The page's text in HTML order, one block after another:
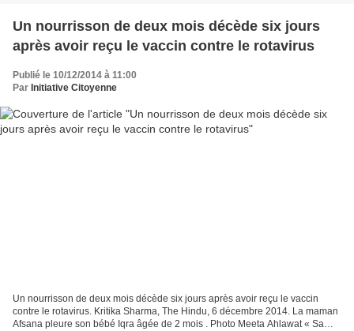
Un nourrisson de deux mois décède six jours
après avoir reçu le vaccin contre le rotavirus
Publié le 10/12/2014 à 11:00
Par Initiative Citoyenne
Un nourrisson de deux mois décède six jours après avoir reçu le vaccin
contre le rotavirus. Kritika Sharma, The Hindu, 6 décembre 2014. La maman
Afsana pleure son bébé Iqra âgée de 2 mois . Photo Meeta Ahlawat « Sa